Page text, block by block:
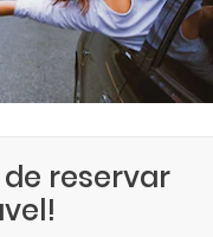
reservar